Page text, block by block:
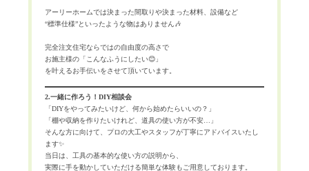
アーリーホームでは決まった間取りや決まった材料、設備など
“標準仕様”といったような物はありません🎶
完全注文住宅ならではの自由度の高さで
お施主様の「こんなふうにしたい😊」
を叶えるお手伝いをさせて頂いています。
2.一緒に作ろう！DIY相談会
「DIYをやってみたいけど、何から始めたらいいの？」
「棚や収納を作りたいけれど、道具の使い方が不安…」
そんな方に向けて、プロの大工やスタッフが丁寧にアドバイスいたし
ます✨
当日は、工具の基本的な使い方の説明から、
実際に手を動かしていただける簡単な体験もご用意しております。